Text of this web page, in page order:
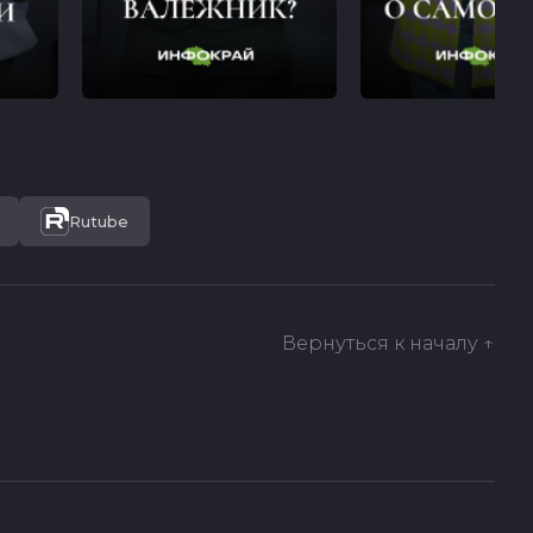
Rutube
Вернуться к началу ↑